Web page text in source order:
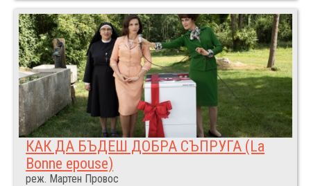
КАК ДА БЪДЕШ ДОБРА СЪПРУГА (La
Bonne epouse)
реж. Мартен Провос